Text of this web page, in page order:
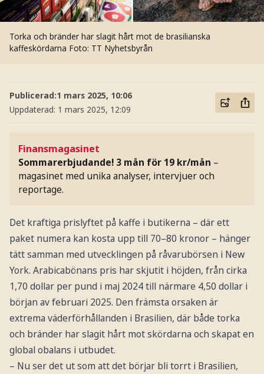
Torka och bränder har slagit hårt mot de brasilianska
kaffeskördarna Foto: TT Nyhetsbyrån
Publicerad:1 mars 2025, 10:06
Uppdaterad: 1 mars 2025, 12:09
Finansmagasinet
Sommarerbjudande! 3 mån för 19 kr/mån –
magasinet med unika analyser, intervjuer och
reportage.
Det kraftiga prislyftet på kaffe i butikerna – där ett
paket numera kan kosta upp till 70–80 kronor – hänger
tätt samman med utvecklingen på råvarubörsen i New
York. Arabicabönans pris har skjutit i höjden, från cirka
1,70 dollar per pund i maj 2024 till närmare 4,50 dollar i
början av februari 2025. Den främsta orsaken är
extrema väderförhållanden i Brasilien, där både torka
och bränder har slagit hårt mot skördarna och skapat en
global obalans i utbudet.
– Nu ser det ut som att det börjar bli torrt i Brasilien,